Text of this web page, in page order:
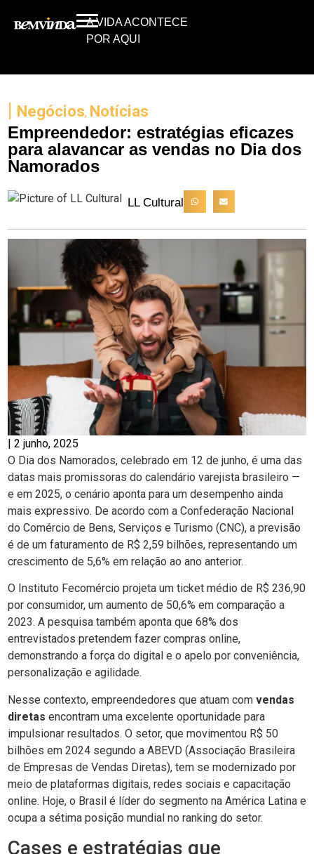
A VIDA ACONTECE
POR AQUI
| Negócios, Notícias
Empreendedor: estratégias eficazes
para alavancar as vendas no Dia dos
Namorados
LL Cultural
| 2 junho, 2025
O Dia dos Namorados, celebrado em 12 de junho, é uma das
datas mais promissoras do calendário varejista brasileiro —
e em 2025, o cenário aponta para um desempenho ainda
mais expressivo. De acordo com a Confederação Nacional
do Comércio de Bens, Serviços e Turismo (CNC), a previsão
é de um faturamento de R$ 2,59 bilhões, representando um
crescimento de 5,6% em relação ao ano anterior.
O Instituto Fecomércio projeta um ticket médio de R$ 236,90
por consumidor, um aumento de 50,6% em comparação a
2023. A pesquisa também aponta que 68% dos
entrevistados pretendem fazer compras online,
demonstrando a força do digital e o apelo por conveniência,
personalização e agilidade.
Nesse contexto, empreendedores que atuam com vendas
diretas encontram uma excelente oportunidade para
impulsionar resultados. O setor, que movimentou R$ 50
bilhões em 2024 segundo a ABEVD (Associação Brasileira
de Empresas de Vendas Diretas), tem se modernizado por
meio de plataformas digitais, redes sociais e capacitação
online. Hoje, o Brasil é líder do segmento na América Latina e
ocupa a sétima posição mundial no ranking do setor.
Cases e estratégias que